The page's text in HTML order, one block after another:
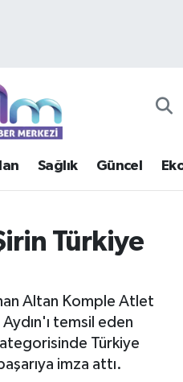
Sağlık Güncel
Türkiye
Altan Komple Atlet
temsil eden
Türkiye
imza attı.
Haritası
ve Fikstür